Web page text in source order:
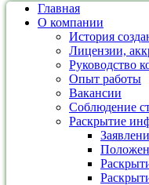
Главная
О компании
История
Лицензии,
Руководство
Опыт работы
Вакансии
Соблюдение
Раскрытие